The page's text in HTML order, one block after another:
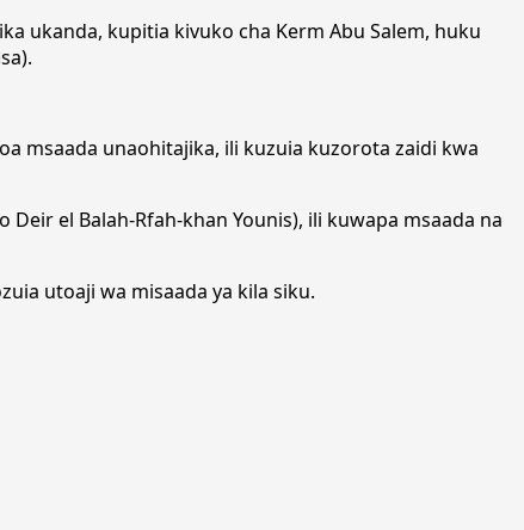
ukanda, kupitia kivuko cha Kerm Abu Salem, huku
msaada unaohitajika, ili kuzuia kuzorota zaidi kwa
el Balah-Rfah-khan Younis), ili kuwapa msaada na
utoaji wa misaada ya kila siku.